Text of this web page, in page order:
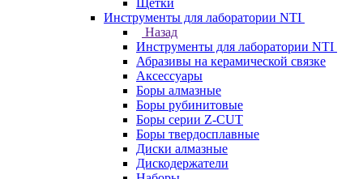
Щетки
Инструменты для лаборатории NTI
Назад
Инструменты для лаборатории NTI
Абразивы на керамической связке
Аксессуары
Боры алмазные
Боры рубинитовые
Боры серии Z-CUT
Боры твердосплавные
Диски алмазные
Дискодержатели